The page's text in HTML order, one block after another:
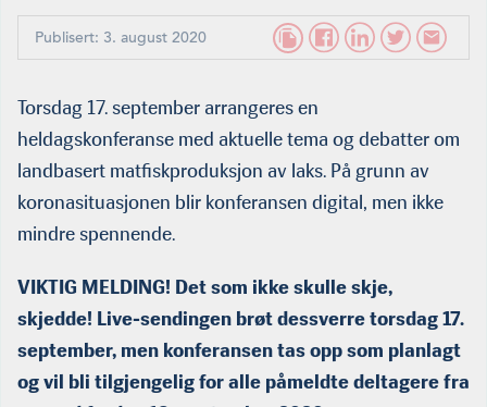
Publisert: 3. august 2020
Torsdag 17. september arrangeres en
heldagskonferanse med aktuelle tema og debatter om
landbasert matfiskproduksjon av laks. På grunn av
koronasituasjonen blir konferansen digital, men ikke
mindre spennende.
VIKTIG MELDING! Det som ikke skulle skje,
skjedde! Live-sendingen brøt dessverre torsdag 17.
september, men konferansen tas opp som planlagt
og vil bli tilgjengelig for alle påmeldte deltagere fra